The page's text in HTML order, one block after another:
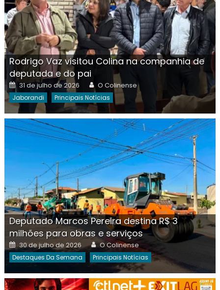
Rodrigo Vaz visitou Colina na companhia de
deputada e do pai
Posted
on
31 de julho de 2026 Author
O Colinense
Jaborandi Principais Notícias
Deputado Marcos Pereira destina R$ 3
milhões para obras e serviços
Posted
on
30 de julho de 2026 Author
O Colinense
Destaques Da Semana Principais Notícias